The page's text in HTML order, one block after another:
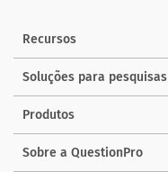
Recursos
Soluções para pesquisas
Produtos
Sobre a QuestionPro